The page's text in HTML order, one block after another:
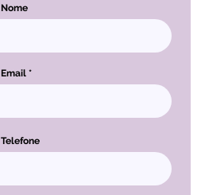
Nome
Email
Telefone